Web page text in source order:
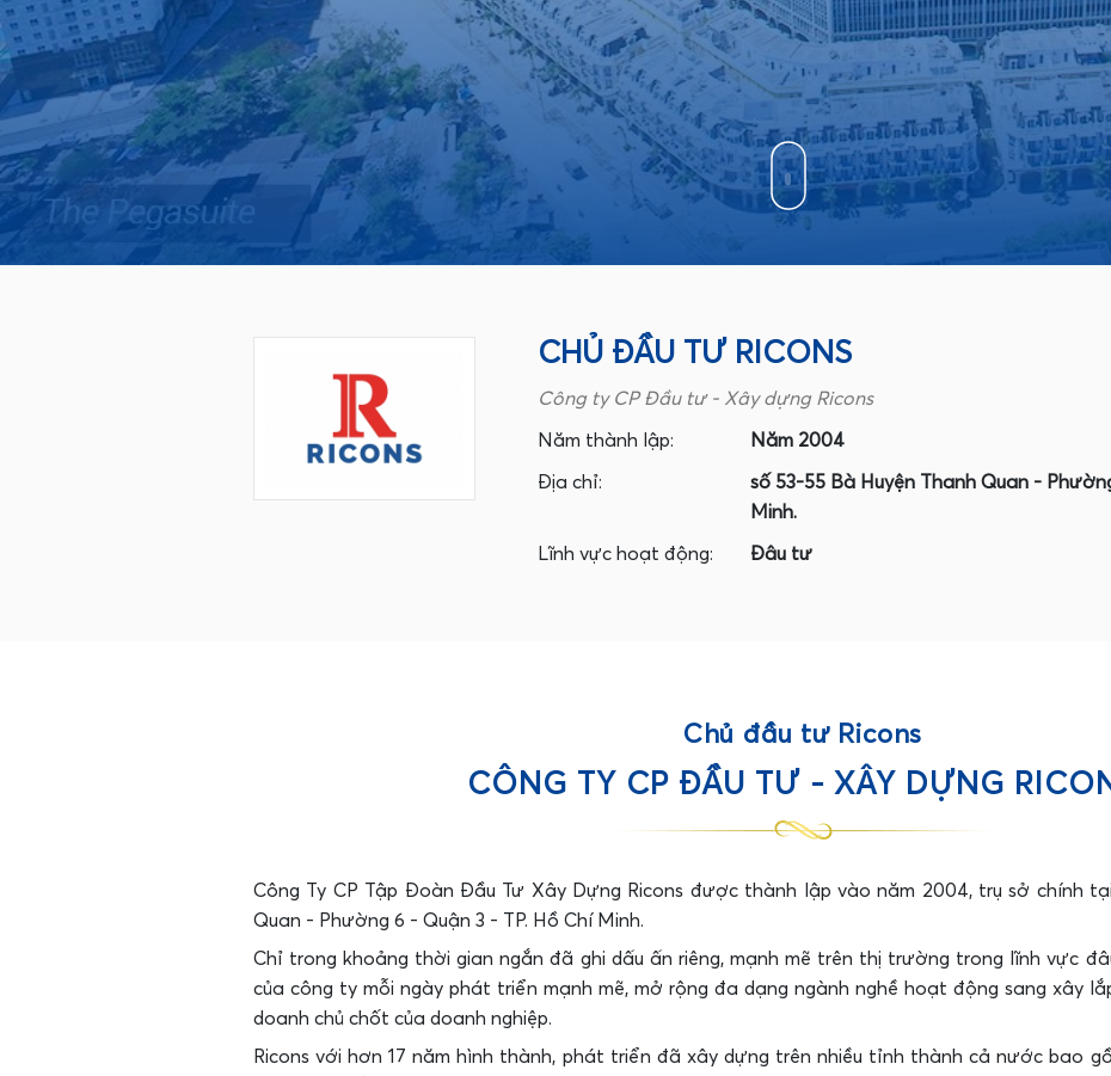
CHỦ ĐẦU TƯ RICONS
Công ty CP Đầu tư - Xây dựng Ricons
Năm thành lập: Năm 2004
Địa chỉ:
số 53-55 Bà Huyện Thanh Quan -
Minh.
Lĩnh vực hoạt động: Đâu tư
Chủ đầu tư Ricons
CÔNG TY CP ĐẦU TƯ - XÂY DỰNG
Công Ty CP Tập Đoàn Đầu Tư Xây Dựng Ricons được thành lập vào năm 2004, trụ sở chính
Quan - Phường 6 - Quận 3 - TP. Hồ Chí Minh.
Chỉ trong khoảng thời gian ngắn đã ghi dấu ấn riêng, mạnh mẽ trên thị trường trong lĩnh vực
của công ty mỗi ngày phát triển mạnh mẽ, mở rộng đa dạng ngành nghề hoạt động sang xây
doanh chủ chốt của doanh nghiệp.
Ricons với hơn 17 năm hình thành, phát triển đã xây dựng trên nhiều tỉnh thành cả nước bao